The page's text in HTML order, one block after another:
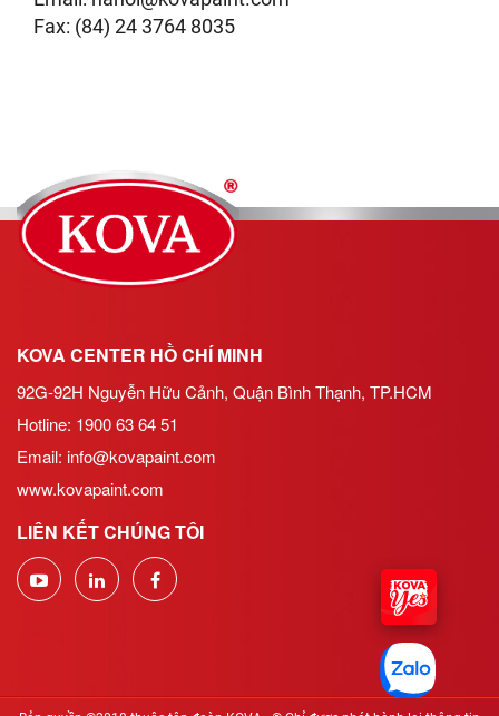
Fax: (84) 24 3764 8035
KOVA CENTER HỒ CHÍ MINH
92G-92H Nguyễn Hữu Cảnh, Quận Bình Thạnh, TP.HCM
Hotline: 1900 63 64 51
Email: info@kovapaint.com
www.kovapaint.com
LIÊN KẾT CHÚNG TÔI